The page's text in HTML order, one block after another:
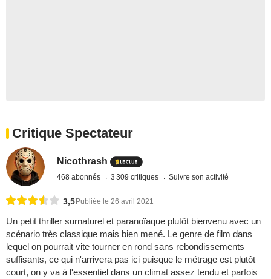
Critique Spectateur
Nicothrash
468 abonnés 3 309 critiques Suivre son activité
3,5 Publiée le 26 avril 2021
Un petit thriller surnaturel et paranoïaque plutôt bienvenu avec un
scénario très classique mais bien mené. Le genre de film dans
lequel on pourrait vite tourner en rond sans rebondissements
suffisants, ce qui n'arrivera pas ici puisque le métrage est plutôt
court, on y va à l'essentiel dans un climat assez tendu et parfois